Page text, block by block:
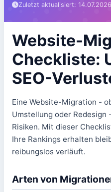
Zuletzt aktualisiert:
Website-
Checkliste:
SEO-
Eine Website-Migration -
Umstellung oder Redesign
Risiken. Mit dieser
Ihre Rankings erhalten
reibungslos verläuft.
Arten von